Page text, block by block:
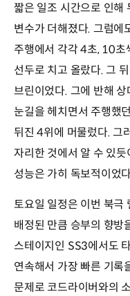
짧은 일조 시간으로 인해
변수가 더해졌다. 그럼에
주행에서 각각 4초, 10초
선두로 치고 올랐다. 그
브린이었다. 그에 반해
눈길을 헤치면서 주행했
뒤진 4위에 머물렀다. 그
자리한 것에서 알 수 있
성능은 가히 독보적이었
토요일 일정은 이번 북
배정된 만큼 승부의 향방
스테이지인 SS3에서도
연속해서 가장 빠른 기록
문제로 코드라이버와의